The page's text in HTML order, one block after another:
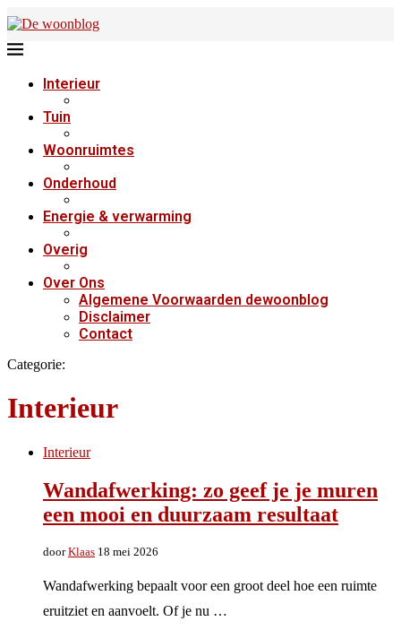
Interieur
Tuin
Woonruimtes
Onderhoud
Energie & verwarming
Overig
Over Ons
Algemene Voorwaarden dewoonblog
Disclaimer
Contact
Categorie:
Interieur
Interieur
Wandafwerking: zo geef je je muren
een mooi en duurzaam resultaat
doorKlaas 18 mei 2026
Wandafwerking bepaalt voor een groot deel hoe een ruimte
eruitziet en aanvoelt. Of je nu …